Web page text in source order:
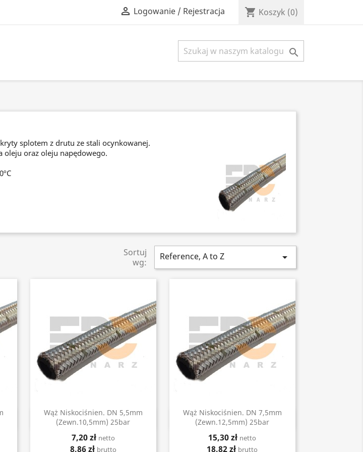
 Logowanie / Rejestracja shopping_cart Koszyk (0)

splotem z drutu ze stali ocynkowanej.
oleju oraz oleju napędowego.
Sortuj
wg:
Reference, A to Z 
Wąż Niskociśnien. DN 5,5mm
(zewn.10,5mm) 25bar
7,20 zł netto
8,86 zł brutto
Szybki podgląd
Wąż Niskociśnien. DN 7,5mm
(zewn.12,5mm) 25bar
15,30 zł netto
18,82 zł brutto
Szybki podgląd